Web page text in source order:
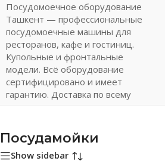
Посудомоечное оборудование
Ташкент — профессиональные
посудомоечные машины для
ресторанов, кафе и гостиниц.
Купольные и фронтальные
модели. Всё оборудование
сертифицировано и имеет
гарантию. Доставка по всему
Посудамойки
Show sidebar